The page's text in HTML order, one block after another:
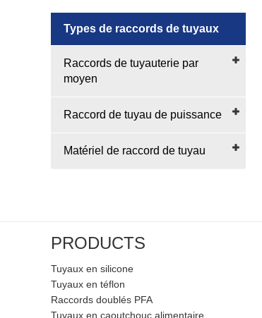
Types de raccords de tuyaux
Raccords de tuyauterie par
moyen
Raccord de tuyau de puissance
Matériel de raccord de tuyau
PRODUCTS
Tuyaux en silicone
Tuyaux en téflon
Raccords doublés PFA
Tuyaux en caoutchouc alimentaire